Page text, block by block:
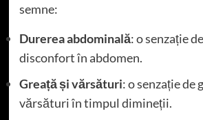
semne:
Durerea abdominală: o senzație
disconfort în abdomen.
Greață și vărsături: o senzație de
vărsături în timpul dimineții.